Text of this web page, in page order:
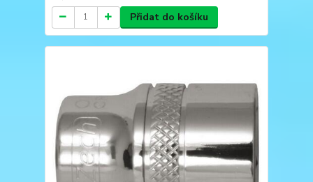
Přidat do košíku